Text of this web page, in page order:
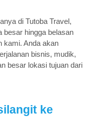
di Tutoba Travel,
besar hingga belasan
kami. Anda akan
bisnis, mudik,
besar lokasi tujuan dari
ke